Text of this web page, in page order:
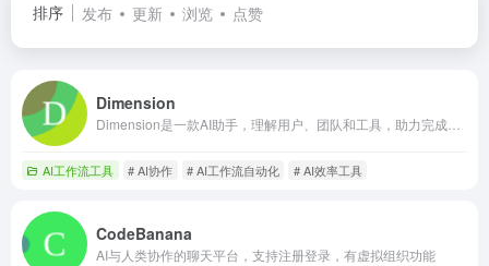
排序 发布 更新 浏览 点赞
Dimension
AI工作流工具 # AI协作 # AI工作流自动化 # AI效率工具
CodeBanana
AI与人类协作的聊天平台，支持注册登录，有虚拟组织功能